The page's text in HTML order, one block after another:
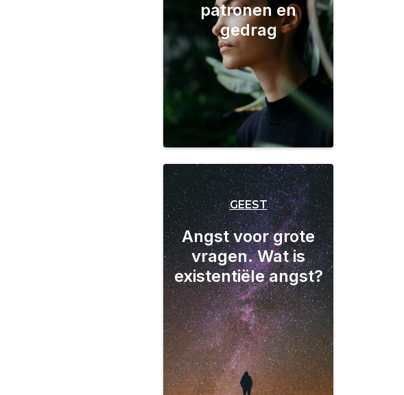
patronen en
gedrag
GEEST
Angst voor grote
vragen. Wat is
existentiële angst?